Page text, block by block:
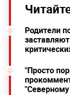
Родители
"Просто